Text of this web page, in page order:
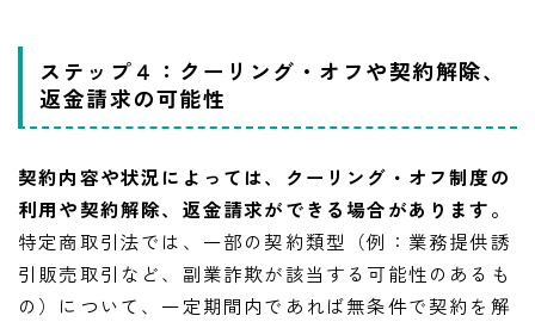
ステップ４：クーリング・オフや契約解除、
返金請求の可能性
契約内容や状況によっては、クーリング・オフ制度の
利用や契約解除、返金請求ができる場合があります。
特定商取引法では、一部の契約類型（例：業務提供誘
引販売取引など、副業詐欺が該当する可能性のあるも
の）について、一定期間内であれば無条件で契約を解